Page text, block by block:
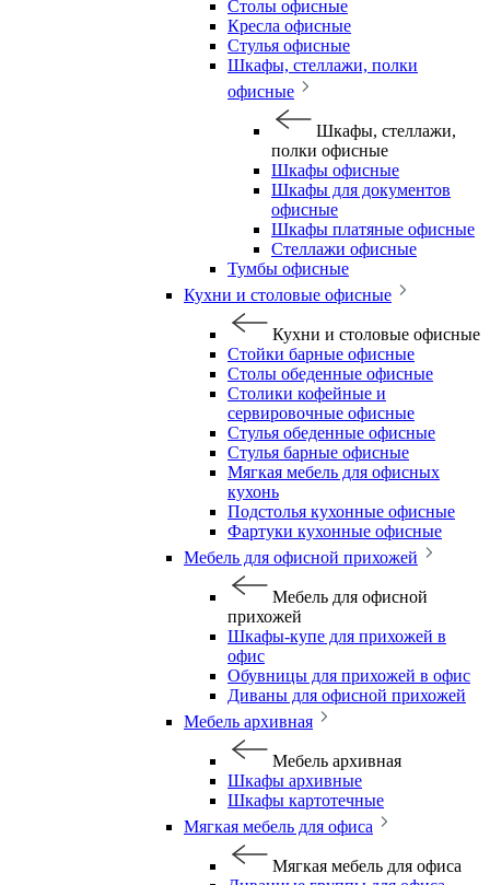
Столы офисные
Кресла офисные
Стулья офисные
Шкафы, стеллажи, полки
офисные
Шкафы, стеллажи,
полки офисные
Шкафы офисные
Шкафы для документов
офисные
Шкафы платяные офисные
Стеллажи офисные
Тумбы офисные
Кухни и столовые офисные
Кухни и столовые офисные
Стойки барные офисные
Столы обеденные офисные
Столики кофейные и
сервировочные офисные
Стулья обеденные офисные
Стулья барные офисные
Мягкая мебель для офисных
кухонь
Подстолья кухонные офисные
Фартуки кухонные офисные
Мебель для офисной прихожей
Мебель для офисной
прихожей
Шкафы-купе для прихожей в
офис
Обувницы для прихожей в офис
Диваны для офисной прихожей
Мебель архивная
Мебель архивная
Шкафы архивные
Шкафы картотечные
Мягкая мебель для офиса
Мягкая мебель для офиса